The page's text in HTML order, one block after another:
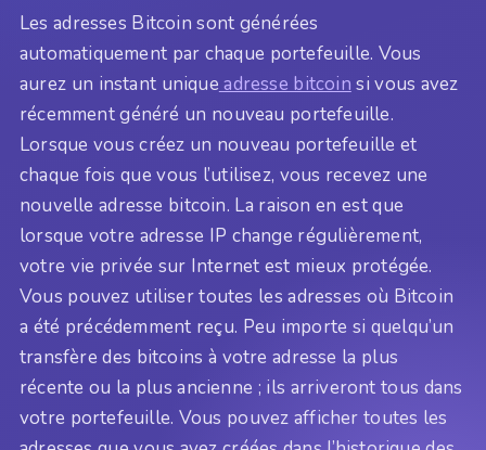
Les adresses Bitcoin sont générées
automatiquement par chaque portefeuille. Vous
aurez un instant unique adresse bitcoin si vous avez
récemment généré un nouveau portefeuille.
Lorsque vous créez un nouveau portefeuille et
chaque fois que vous l’utilisez, vous recevez une
nouvelle adresse bitcoin. La raison en est que
lorsque votre adresse IP change régulièrement,
votre vie privée sur Internet est mieux protégée.
Vous pouvez utiliser toutes les adresses où Bitcoin
a été précédemment reçu. Peu importe si quelqu’un
transfère des bitcoins à votre adresse la plus
récente ou la plus ancienne ; ils arriveront tous dans
votre portefeuille. Vous pouvez afficher toutes les